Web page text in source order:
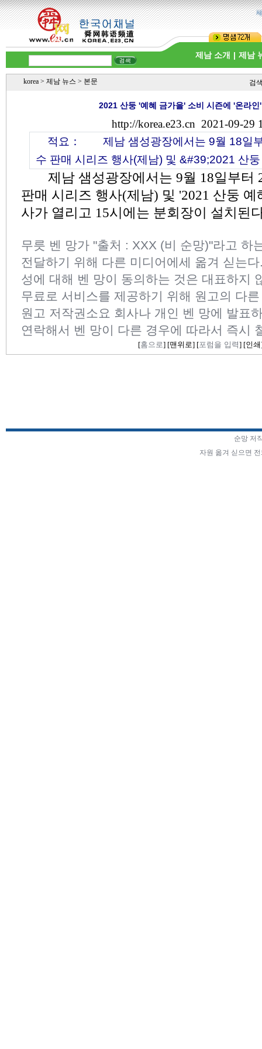
제
제남 소개 | 제남
korea > 제남 뉴스 > 본문 검
2021 산둥 '예혜 금가을' 소비 시즌에 '온라
http://korea.e23.cn 2021-09-29
적요：
제남 샘성광장에서는 9월 18일
수 판매 시리즈 행사(제남) 및 &#39;2021 산
제남 샘성광장에서는 9월 18일부터
판매 시리즈 행사(제남) 및 '2021 산둥
사가 열리고 15시에는 분회장이 설치된
무릇 벤 망가 "출처 : XXX (비 순망)"라고 하
전달하기 위해 다른 미디어에세 옮겨 싣는
성에 대해 벤 망이 동의하는 것은 대표하지
무료로 서비스를 제공하기 위해 원고의 다
원고 저작권소요 회사나 개인 벤 망에 발표
연락해서 벤 망이 다른 경우에 따라서 즉시
[홈으로] [맨위로] [포럼을 입력] [인쇄
순망 저
자원 옮겨 싣으면